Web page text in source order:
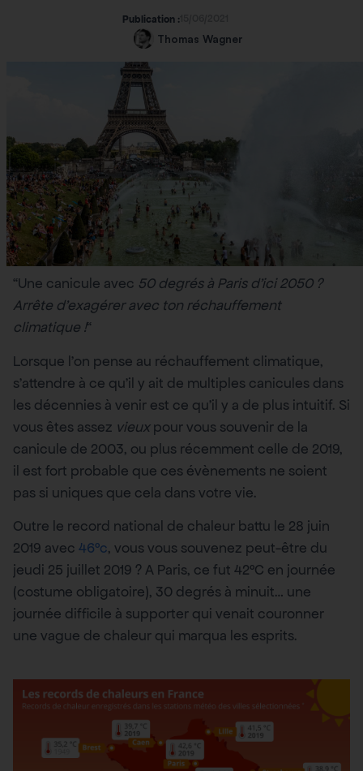
Publication :15/06/2021
Thomas Wagner
“Une canicule avec 50 degrés à Paris d’ici 2050 ?
Arrête d’exagérer avec ton réchauffement
climatique !“
Lorsque l’on pense au réchauffement climatique,
s’attendre à ce qu’il y ait de multiples canicules dans
les décennies à venir est ce qu’il y a de plus intuitif. Si
vous êtes assez vieuxpour vous souvenir de la
canicule de 2003, ou plus récemment celle de 2019,
il est fort probable que ces évènements ne soient
pas si uniques que cela dans votre vie.
Outre le record national de chaleur battu le 28 juin
2019 avec 46°c, vous vous souvenez peut-être du
jeudi 25 juillet 2019 ? A Paris, ce fut 42°C en journée
(costume obligatoire), 30 degrés à minuit… une
journée difficile à supporter qui venait couronner
une vague de chaleur qui marqua les esprits.